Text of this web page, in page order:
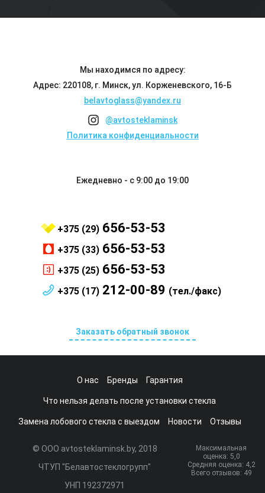
Мы находимся по адресу:
Адрес: 220108, г. Минск, ул. Корженевского, 16-Б
belavtoglass@yandex.ru
@avtosteklaminsk
Политика конфиденциальности
Ежедневно - с 9:00 до 19:00
+375 (29) 656-53-53
+375 (33) 656-53-53
+375 (25) 656-53-53
+375 (17) 212-00-89 (тел./факс)
Заказать обратный звонок
О нас Бренды Гарантия
Что нельзя делать после установки стекла
Замена лобового стекла с выездом Новости Отзывы
© ООО avtosteklaminsk.by, 2018
ЧТУП "Белавтостеклогрупп"
УНП 192372971
Максимальная
оценка: 5,0
Средняя оценка: 4,2
Всего отзывов: 49